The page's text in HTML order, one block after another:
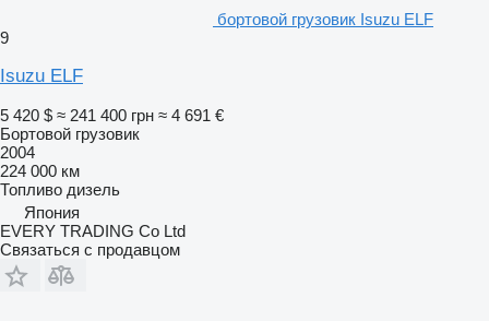
бортовой грузовик Isuzu ELF
9
Isuzu ELF
5 420 $ ≈ 241 400 грн ≈ 4 691 €
Бортовой грузовик
2004
224 000 км
Топливо дизель
Япония
EVERY TRADING Co Ltd
Связаться с продавцом